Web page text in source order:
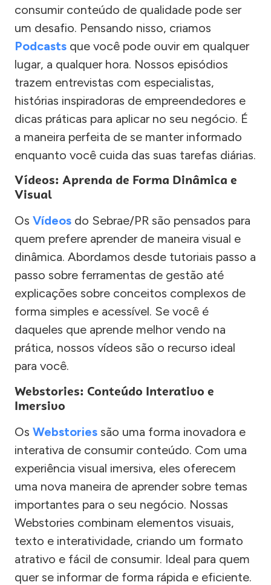
consumir conteúdo de qualidade pode ser
um desafio. Pensando nisso, criamos
Podcasts que você pode ouvir em qualquer
lugar, a qualquer hora. Nossos episódios
trazem entrevistas com especialistas,
histórias inspiradoras de empreendedores e
dicas práticas para aplicar no seu negócio. É
a maneira perfeita de se manter informado
enquanto você cuida das suas tarefas diárias.
Vídeos: Aprenda de Forma Dinâmica e
Visual
Os Vídeos do Sebrae/PR são pensados para
quem prefere aprender de maneira visual e
dinâmica. Abordamos desde tutoriais passo a
passo sobre ferramentas de gestão até
explicações sobre conceitos complexos de
forma simples e acessível. Se você é
daqueles que aprende melhor vendo na
prática, nossos vídeos são o recurso ideal
para você.
Webstories: Conteúdo Interativo e
Imersivo
Os Webstories são uma forma inovadora e
interativa de consumir conteúdo. Com uma
experiência visual imersiva, eles oferecem
uma nova maneira de aprender sobre temas
importantes para o seu negócio. Nossas
Webstories combinam elementos visuais,
texto e interatividade, criando um formato
atrativo e fácil de consumir. Ideal para quem
quer se informar de forma rápida e eficiente.